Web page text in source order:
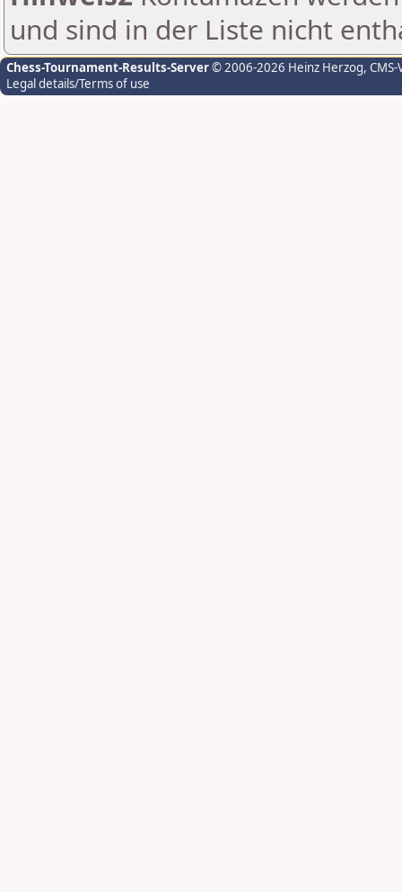
und sind in der Liste nicht
Chess-Tournament-Results-Server© 2006-2026 Heinz Herzog,
Legal details/Terms of use